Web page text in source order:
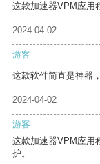
这款加速器VPM应用
2024-04-02
游客
这款软件简直是神器
2024-04-02
游客
这款加速器VPM应用
护。